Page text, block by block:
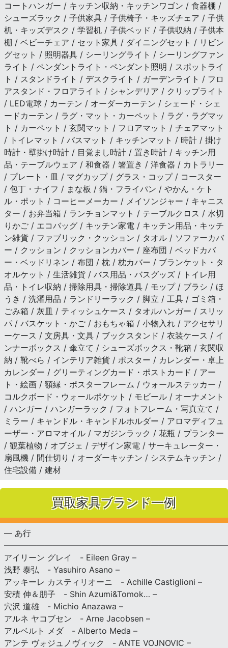
コートハンガー / キッチン収納・キッチンワゴン / 食器棚 /
シューズラック / 子供家具 / 子供椅子・キッズチェア / 子供
机・キッズデスク / 学習机 / 子供ベッド / 子供収納 / 子供本
棚 / ベビーチェア / セット家具 / ダイニングセット / リビン
グセット / 照明器具 / シーリングライト / シーリングファン
ライト / ペンダントライト・ペンダント照明 / スポットライ
ト / スタンドライト / デスクライト / ガーデンライト / フロ
アスタンド・フロアライト / シャンデリア / クリップライト
/ LED電球 / カーテン / オーダーカーテン / シェード・シェ
ードカーテン / ラグ・マット・カーペット / ラグ・ラグマッ
ト / カーペット / 玄関マット / フロアマット / チェアマット
/ トイレマット / バスマット / キッチンマット / 時計 / 掛け
時計・壁掛け時計 / 目覚まし時計 / 置き時計 / キッチン用
品・テーブルウェア / 和食器 / 箸置き / 洋食器 / カトラリー
/ プレート・皿 / マグカップ / グラス・コップ / コースター
/ 包丁・ナイフ / まな板 / 鍋・フライパン / やかん・ケト
ル・ポット / コーヒーメーカー / メイソンジャー / キャニス
ター / お弁当箱 / ランチョンマット / テーブルクロス / 水切
りかご / エコバッグ / キッチン家電 / キッチン用品・キッチ
ン雑貨 / ファブリック・クッション / タオル / ソファーカバ
ー / クッション / クッションカバー / 座布団 / ベッドカバ
ー・ベッドリネン / 布団 / 枕 / 枕カバー / ブランケット・タ
オルケット / 生活雑貨 / バス用品・バスグッズ / トイレ用
品・トイレ収納 / 掃除用具・掃除道具 / モップ / ブラシ / ほ
うき / 洗濯用品 / ランドリーラック / 脚立 / 工具 / ゴミ箱・
ごみ箱 / 灰皿 / ティッシュケース / タオルハンガー / スリッ
パ / バスケット・かご / おもちゃ箱 / 小物入れ / アクセサリ
ーケース / 文房具・文具 / ブックスタンド / 衣装ケース / イ
ンナーボックス / 傘立て / シューズボックス・靴箱 / 玄関収
納 / 靴べら / インテリア雑貨 / ポスター / カレンダー・卓上
カレンダー / グリーティングカード・ポストカード / アー
ト・絵画 / 額縁・ポスターフレーム / ウォールステッカー /
コルクボード・ウォールポケット / モビール / オーナメント
/ ハンガー / ハンガーラック / フォトフレーム・写真立て /
ミラー / キャンドル・キャンドルホルダー / アロマディフュ
ーザー・アロマオイル / マガジンラック / 花瓶 / プランター
/ 観葉植物 / オブジェ / デザイン家電 / サーキュレーター・
扇風機 / 間仕切り / オーダーキッチン / システムキッチン /
住宅設備 / 建材
買取家具ブランド一例
— あ行
アイリーン グレイ - Eileen Gray –
浅野 泰弘 - Yasuhiro Asano –
アッキーレ カスティリオーニ - Achille Castiglioni –
安積 伸＆朋子 - Shin Azumi&Tomok… –
穴沢 道雄 - Michio Anazawa –
アルネ ヤコブセン - Arne Jacobsen –
アルベルト メダ - Alberto Meda –
アンテ ヴォジュノヴィック - ANTE VOJNOVIC –